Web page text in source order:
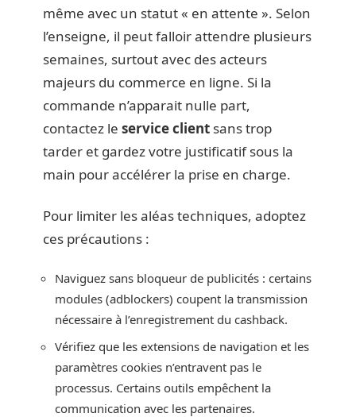
même avec un statut « en attente ». Selon
l’enseigne, il peut falloir attendre plusieurs
semaines, surtout avec des acteurs
majeurs du commerce en ligne. Si la
commande n’apparait nulle part,
contactez le service client sans trop
tarder et gardez votre justificatif sous la
main pour accélérer la prise en charge.
Pour limiter les aléas techniques, adoptez
ces précautions :
Naviguez sans bloqueur de publicités : certains
modules (adblockers) coupent la transmission
nécessaire à l’enregistrement du cashback.
Vérifiez que les extensions de navigation et les
paramètres cookies n’entravent pas le
processus. Certains outils empêchent la
communication avec les partenaires.